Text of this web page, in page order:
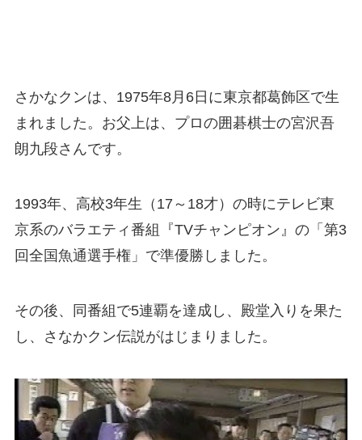
さかなクンは、1975年8月6日に東京都葛飾区で生
まれました。お父上は、プロの囲碁棋士の宮沢吾
朗九段さんです。
1993年、高校3年生（17～18才）の時にテレビ東
京系のバラエティ番組『TVチャンピオン』の「第3
回全国魚通選手権」で準優勝しました。
その後、同番組で5連覇を達成し、殿堂入りを果た
し、さなかクン伝説がはじまりました。